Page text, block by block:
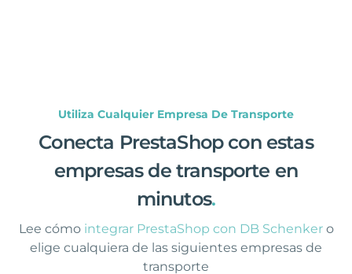
Utiliza Cualquier Empresa De Transporte
Conecta PrestaShop con estas
empresas de transporte en
minutos.
Lee cómo integrar PrestaShop con DB Schenker o
elige cualquiera de las siguientes empresas de
transporte